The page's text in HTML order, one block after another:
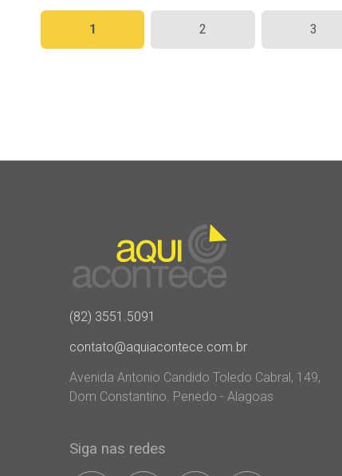
Paginação
de
1 2 3
(82) 3551.5091
contato@aquiacontece.com.br
Avenida Antonio Candido Toledo Cabral, 149,
Dom Constantino. Penedo - Alagoas
Siga nas redes